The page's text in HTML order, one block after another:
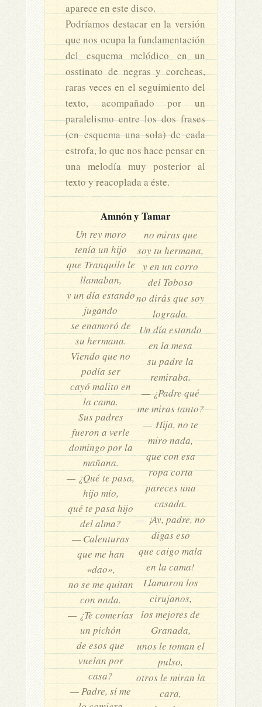
aparece en este disco.
Podríamos destacar en la versión
que nos ocupa la fundamentación
del esquema melódico en un
osstinato de negras y corcheas,
raras veces en el seguimiento del
texto, acompañado por un
paralelismo entre los dos frases
(en esquema una sola) de cada
estrofa, lo que nos hace pensar en
una melodía muy posterior al
texto y reacoplada a éste.
Amnón y Tamar
Un rey moro
tenía un hijo
que Tranquilo le
llamaban,
y un día estando
jugando
se enamoró de
su hermana.
Viendo que no
podía ser
cayó malito en
la cama.
Sus padres
fueron a verle
domingo por la
mañana.
— ¿Qué te pasa,
hijo mío,
qué te pasa hijo
del alma?
— Calenturas
que me han
«dao»,
no se me quitan
con nada.
— ¿Te comerías
un pichón
de esos que
vuelan por
casa?
— Padre, sí me
no miras que
soy tu hermana,
y en un corro
del Toboso
no dirás que soy
lograda.
Un día estando
en la mesa
su padre la
remiraba.
— ¿Padre qué
me miras tanto?
— Hija, no te
miro nada,
que con esa
ropa corta
pareces una
casada.
— ¡Ay, padre, no
digas eso
que caigo mala
en la cama!
Llamaron los
cirujanos,
los mejores de
Granada,
unos le toman el
pulso,
otros le miran la
cara,